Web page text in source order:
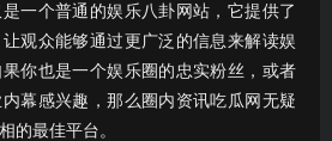
一个普通的娱乐八卦网站，它提供了
观众能够通过更广泛的信息来解读娱
你也是一个娱乐圈的忠实粉丝，或者
幕感兴趣，那么圈内资讯吃瓜网无疑
的最佳平台。